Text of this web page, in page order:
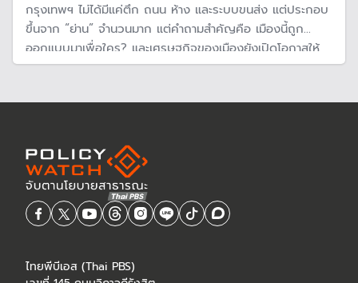
กรุงเทพฯ ไม่ได้มีแค่ตึก ถนน ห้าง และระบบขนส่ง แต่ประกอบ
ขึ้นจาก “ย่าน” จำนวนมาก แต่คำถามสำคัญคือ เมืองนี้ถูก
ออกแบบมาเพื่อใคร? และเศรษฐกิจของเมืองยังเปิดโอกาสให้
คนตัวเล็กอยู่รอดได้จริงหรือไม่?
ไทยพีบีเอส (Thai PBS)